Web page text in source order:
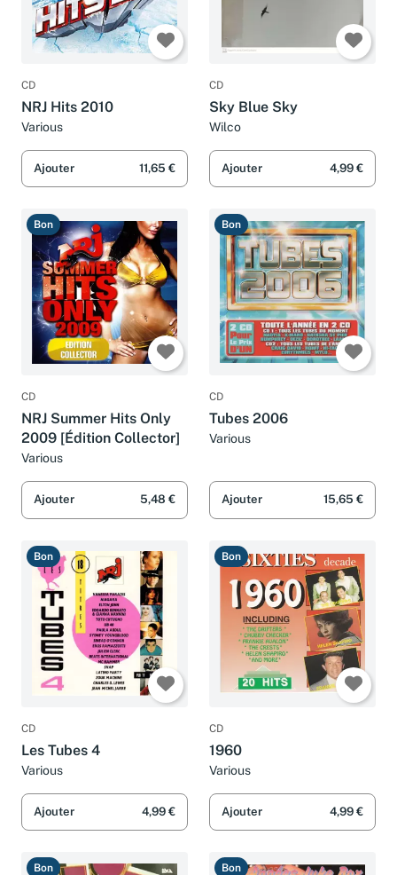
CD
NRJ Hits 2010
Various
Ajouter 11,65 €
CD
Sky Blue Sky
Wilco
Ajouter 4,99 €
Bon
CD
NRJ Summer Hits Only
2009 [Édition Collector]
Various
Ajouter 5,48 €
Bon
CD
Tubes 2006
Various
Ajouter 15,65 €
Bon
CD
Les Tubes 4
Various
Ajouter 4,99 €
Bon
CD
1960
Various
Ajouter 4,99 €
Bon Bon